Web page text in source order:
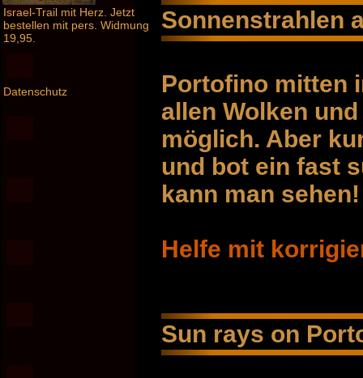
Israel-Trail mit Herz. Jetzt
bestellen mit pers. Widmung
19,95.
Datenschutz
Sonnenstrahlen
Portofino mitten
allen Wolken
möglich. Aber
und bot ein fast
kann man sehen!
Helfe mit
Sun rays on